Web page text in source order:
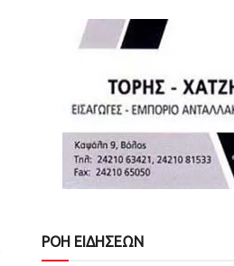
ΡΟΗ ΕΙΔΗΣΕΩΝ